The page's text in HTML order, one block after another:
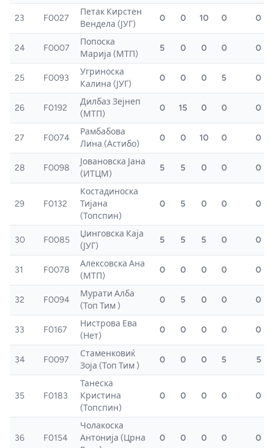
23 F0027
Петак Кирстен
Вендела (ЈУГ)
0 0 10 0 0
24 F0007
Попоска
Марија (МТП)
5 0 0 0 0
25 F0093
Угриноска
Калина (ЈУГ)
0 0 0 5 0
26 F0192
Дилбаз Зејнеп
(МТП)
0 15 0 0 0
27 F0074
Рамбабова
Лина (Астибо)
0 0 10 0 0
28 F0098
Јовановска Јана
(ИТЦМ)
5 5 0 0 0
29 F0132
Костадиноска
Тијана
(Топспин)
0 5 0 0 0
30 F0085
Џинговска Каја
(ЈУГ)
5 5 5 0 0
31 F0078
Алексовска Ана
(МТП)
0 0 0 0 0
32 F0094
Мурати Алба
(Топ Тим )
0 5 0 0 0
33 F0167
Нистрова Ева
(Нет)
0 0 0 0 0
34 F0097
Стаменковиќ
Зоја (Топ Тим )
0 0 0 5 5
35 F0183
Танеска
Кристина
(Топспин)
0 0 0 0 0
36 F0154
Чолакоска
Антонија (Црна
0 0 0 0 0